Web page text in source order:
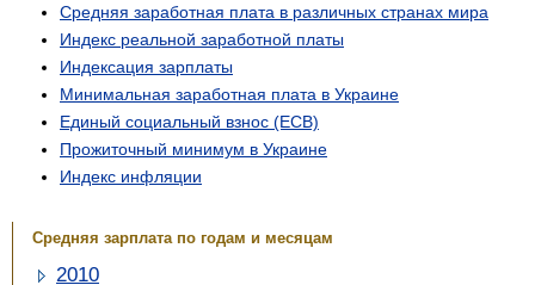
Средняя заработная плата в различных странах мира
Индекс реальной заработной платы
Индексация зарплаты
Минимальная заработная плата в Украине
Единый социальный взнос (ЕСВ)
Прожиточный минимум в Украине
Индекс инфляции
Средняя зарплата по годам и месяцам
2010